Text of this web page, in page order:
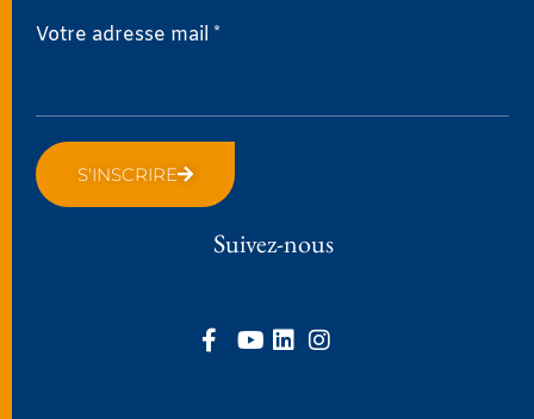
Votre adresse mail *
S'INSCRIRE
Suivez-nous